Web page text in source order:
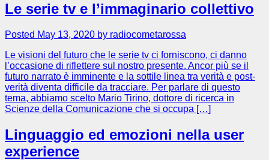
Le serie tv e l’immaginario collettivo
Posted May 13, 2020 by radiocometarossa
Le visioni del futuro che le serie tv ci forniscono, ci danno
l’occasione di riflettere sul nostro presente. Ancor più se il
futuro narrato è imminente e la sottile linea tra verità e post-
verità diventa difficile da tracciare. Per parlare di questo
tema, abbiamo scelto Mario Tirino, dottore di ricerca in
Scienze della Comunicazione che si occupa […]
Linguaggio ed emozioni nella user
experience